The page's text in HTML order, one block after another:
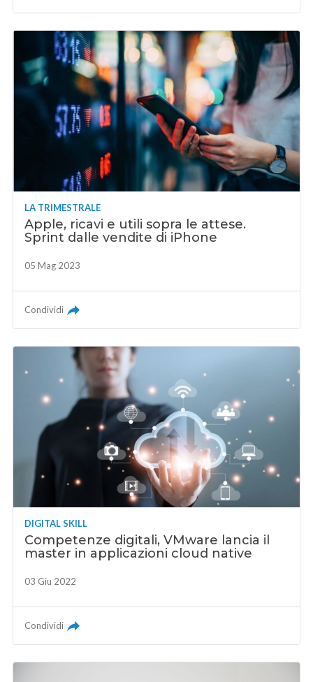
LA TRIMESTRALE
Apple, ricavi e utili sopra le attese.
Sprint dalle vendite di iPhone
05 Mag 2023
Condividi
DIGITAL SKILL
Competenze digitali, VMware lancia il
master in applicazioni cloud native
03 Giu 2022
Condividi